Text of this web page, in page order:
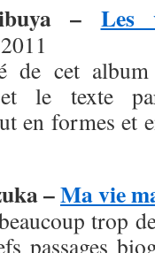
– Les
de cet
le texte
en formes et
–Ma vie
trop
passages